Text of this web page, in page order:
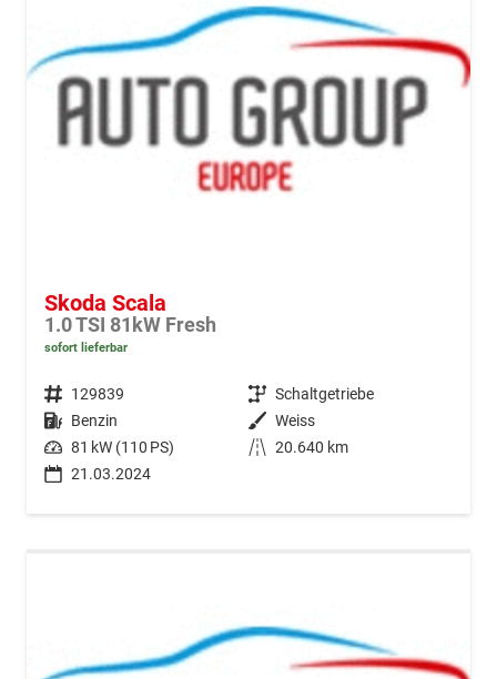
Skoda Scala
1.0 TSI 81kW Fresh
sofort lieferbar
Fahrzeugnr. 129839 Getriebe Schaltgetriebe
Kraftstoff Benzin Außenfarbe Weiss
Leistung 81 kW (110 PS) Kilometerstand 20.640 km
21.03.2024